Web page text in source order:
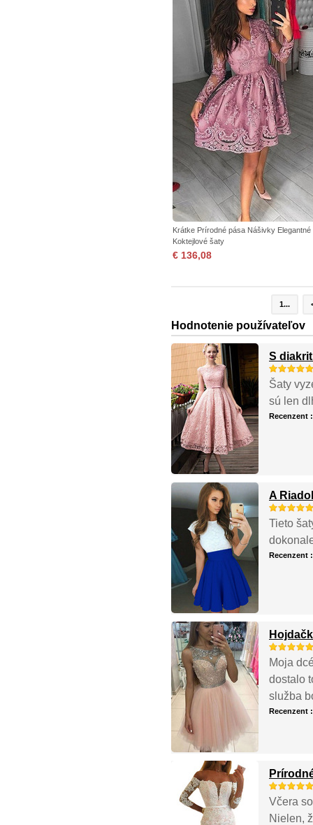
Krátke Prírodné pása Nášivky Elegantné
Koktejlové šaty
€ 136,08
1...
Hodnotenie používateľov
S
Šaty
sú len
Recenzent
A
Tieto
Recenzent
Moja
dostalo
služba
Recenzent
Včera
Nielen,